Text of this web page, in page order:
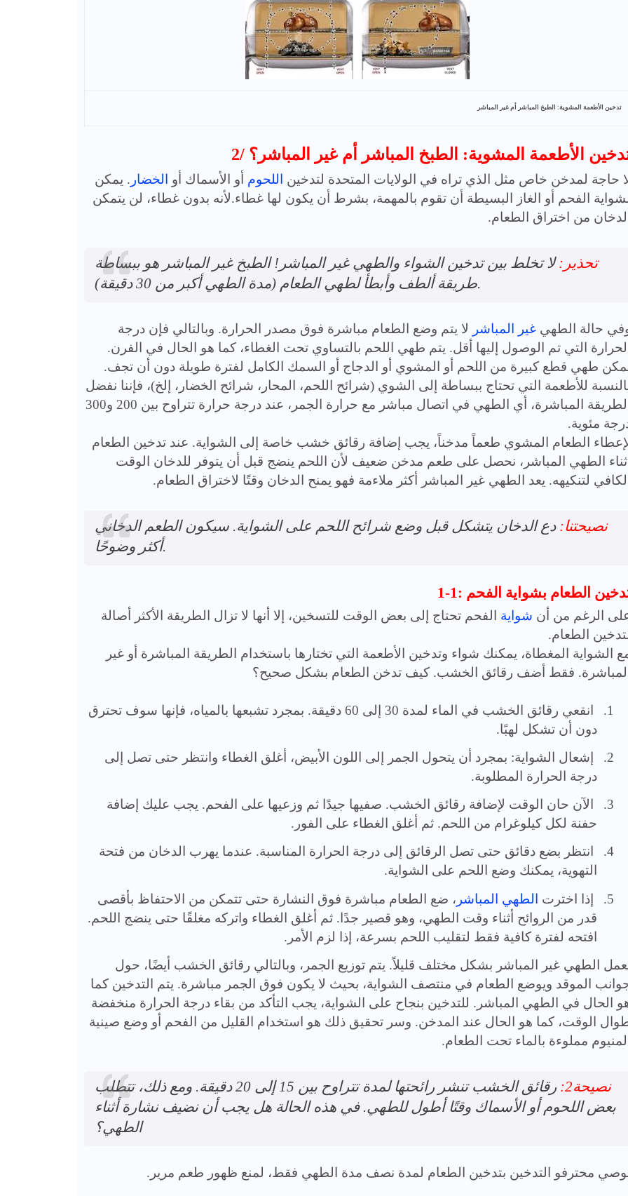
تدخين الأطعمة المشوية: الطبخ المباشر أم غير المباشر
تدخين الأطعمة المشوية: الطبخ المباشر أم غير المباشر؟
حاجة لمدخن خاص مثل الذي تراه في الولايات المتحدة لتدخين اللحوم أو الأسماك أو الخضار . يمكن
الفحم أو الغاز البسيطة أن تقوم بالمهمة، بشرط أن يكون لها غطاء.لأنه بدون غطاء، لن يتمكن
من اختراق الطعام.
تحذير:لا تخلط بين تدخين الشواء والطهي غير المباشر! الطبخ غير المباشر هو ببساطة
طريقة ألطف وأبطأ لطهي الطعام (مدة الطهي أكبر من 30 دقيقة).
حالة الطهيغير المباشر لا يتم وضع الطعام مباشرة فوق مصدر الحرارة. وبالتالي فإن درجة
التي تم الوصول إليها أقل. يتم طهي اللحم بالتساوي تحت الغطاء، كما هو الحال في الفرن.
طهي قطع كبيرة من اللحم أو المشوي أو الدجاج أو السمك الكامل لفترة طويلة دون أن تجف.
للأطعمة التي تحتاج ببساطة إلى الشوي (شرائح اللحم، المحار، شرائح الخضار، إلخ)، فإننا نفضل
الطريقة المباشرة، أي الطهي في اتصال مباشر مع حرارة الجمر، عند درجة حرارة تتراوح بين 200 و300
مئوية.
الطعام المشوي طعماً مدخناً، يجب إضافة رقائق خشب خاصة إلى الشواية. عند تدخين الطعام
الطهي المباشر، نحصل على طعم مدخن ضعيف لأن اللحم ينضج قبل أن يتوفر للدخان الوقت
لتنكيهه. يعد الطهي غير المباشر أكثر ملاءمة فهو يمنح الدخان وقتًا لاختراق الطعام.
نصيحتنا: دع الدخان يتشكل قبل وضع شرائح اللحم على الشواية. سيكون الطعم الدخاني
أكثر وضوحًا.
1: تدخين الطعام بشواية الفحم
الرغم من أن شواية الفحم تحتاج إلى بعض الوقت للتسخين، إلا أنها لا تزال الطريقة الأكثر أصالة
الطعام.
الشواية المغطاة، يمكنك شواء وتدخين الأطعمة التي تختارها باستخدام الطريقة المباشرة أو غير
فقط أضف رقائق الخشب. كيف تدخن الطعام بشكل صحيح؟
1.
انقعي رقائق الخشب في الماء لمدة 30 إلى 60 دقيقة. بمجرد تشبعها بالمياه، فإنها سوف تحترق
دون أن تشكل لهبًا.
2.
إشعال الشواية: بمجرد أن يتحول الجمر إلى اللون الأبيض، أغلق الغطاء وانتظر حتى تصل إلى
درجة الحرارة المطلوبة.
3.
الآن حان الوقت لإضافة رقائق الخشب. صفيها جيدًا ثم وزعيها على الفحم. يجب عليك إضافة
حفنة لكل كيلوغرام من اللحم. ثم أغلق الغطاء على الفور.
4.
انتظر بضع دقائق حتى تصل الرقائق إلى درجة الحرارة المناسبة. عندما يهرب الدخان من فتحة
التهوية، يمكنك وضع اللحم على الشواية.
5.
إذا اخترت الطهي المباشر ، ضع الطعام مباشرة فوق النشارة حتى تتمكن من الاحتفاظ بأقصى
قدر من الروائح أثناء وقت الطهي، وهو قصير جدًا. ثم أغلق الغطاء واتركه مغلقًا حتى ينضج اللحم.
افتحه لفترة كافية فقط لتقليب اللحم بسرعة، إذا لزم الأمر.
الطهي غير المباشر بشكل مختلف قليلاً. يتم توزيع الجمر، وبالتالي رقائق الخشب أيضًا، حول
الموقد ويوضع الطعام في منتصف الشواية، بحيث لا يكون فوق الجمر مباشرة. يتم التدخين كما
الحال في الطهي المباشر. للتدخين بنجاح على الشواية، يجب التأكد من بقاء درجة الحرارة منخفضة
الوقت، كما هو الحال عند المدخن. وسر تحقيق ذلك هو استخدام القليل من الفحم أو وضع صينية
ألمنيوم مملوءة بالماء تحت الطعام.
نصيحة2:
رقائق الخشب تنشر رائحتها لمدة تتراوح بين 15 إلى 20 دقيقة. ومع ذلك، تتطلب
بعض اللحوم أو الأسماك وقتًا أطول للطهي. في هذه الحالة هل يجب أن نضيف نشارة أثناء
الطهي؟
محترفو التدخين بتدخين الطعام لمدة نصف مدة الطهي فقط، لمنع ظهور طعم مرير.